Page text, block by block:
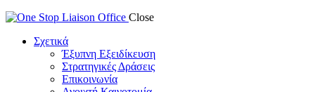
Close
Σχετικά
Έξυπνη Εξειδίκευση
Στρατηγικές Δράσεις
Επικοινωνία